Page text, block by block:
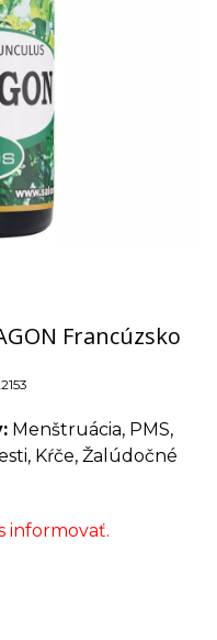
Francúzsko
Menštruácia, PMS,
Kŕče, Žalúdočné
informovať.